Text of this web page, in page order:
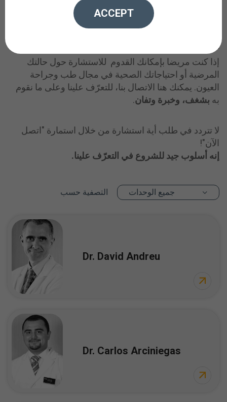
تبدأ نوعية المساعدة الطبية من مهنيي طب العيون
والبصريات ولذلك لهم ولهن فضاء خاص على صفحة الويب
لإيكو VERTE "مصحة كومتال لطب وجراحة العيون" ، حيث
إذا كنت مريضا بإمكانك القدوم للاستشارة حول حالتك
المرضية أو احتياجاتك الصحية في مجال طب وجراحة
العيون. يمكنك هنا الاتصال بنا، للتعرّف علينا وعلى ما نقوم
به بشغف، وخبرة وتفان.
لا تتردد في طلب أية استشارة من خلال استمارة "اتصل
الآن"!
إنه أسلوب جيد للشروع في التعر ف علينا.
Dr. David Andreu
Dr. Carlos Arciniegas
ACCEPT